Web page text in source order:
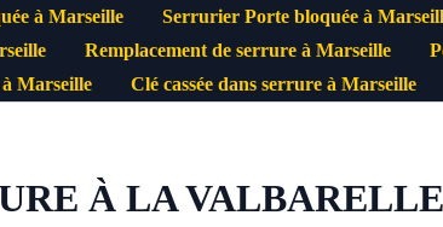
à Marseille Serrurier Porte bloquée à
Remplacement de serrure à Marseille
Marseille
Clé cassée dans serrure à Marseille
À LA